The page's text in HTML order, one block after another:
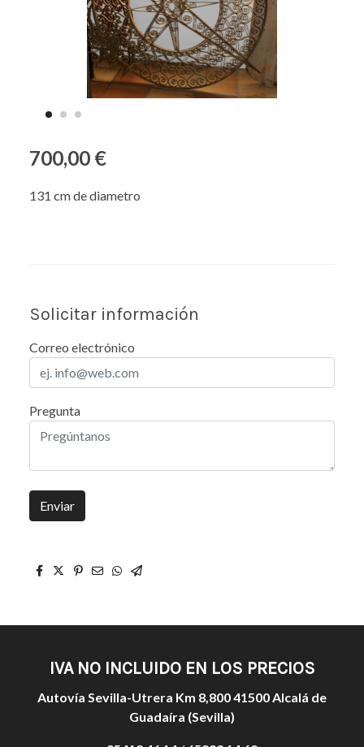
700,00 €
131 cm de diametro
Solicitar información
Correo electrónico
Pregunta
Enviar
IVA NO INCLUIDO EN LOS PRECIOS
Autovía Sevilla-Utrera Km 8,800 41500 Alcalá de
Guadaíra (Sevilla)